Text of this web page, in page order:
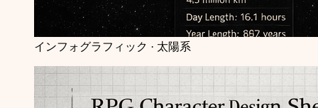
インフォグラフィック · 太陽系